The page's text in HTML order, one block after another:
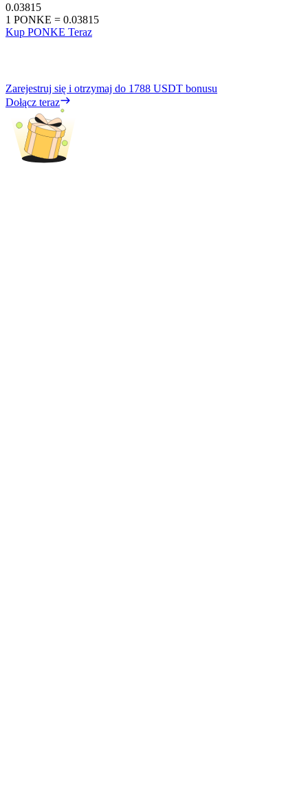
0.03815
1 PONKE = 0.03815
Kup PONKE Teraz
Zarejestruj się i otrzymaj do 1788 USDT bonusu
Dołącz teraz